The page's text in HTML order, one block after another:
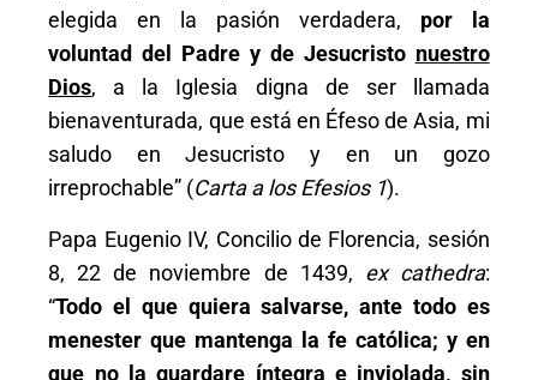
elegida en la pasión verdadera, por la
voluntad del Padre y de Jesucristo nuestro
Dios, a la Iglesia digna de ser llamada
bienaventurada, que está en Éfeso de Asia, mi
saludo en Jesucristo y en un gozo
irreprochable” (Carta a los Efesios 1).
Papa Eugenio IV, Concilio de Florencia, sesión
8, 22 de noviembre de 1439, ex cathedra:
“Todo el que quiera salvarse, ante todo es
menester que mantenga la fe católica; y en
que no la guardare íntegra e inviolada, sin